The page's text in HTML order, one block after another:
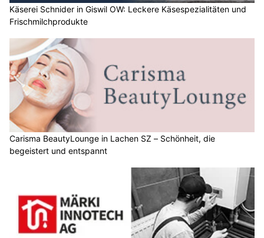
Käserei Schnider in Giswil OW: Leckere Käsespezialitäten und
Frischmilchprodukte
Carisma BeautyLounge in Lachen SZ – Schönheit, die
begeistert und entspannt